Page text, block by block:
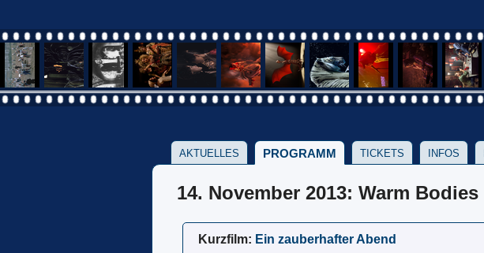
AKTUELLES PROGRAMM TICKETS INFOS
14. November 2013: Warm Bodies
Kurzfilm: Ein zauberhafter Abend